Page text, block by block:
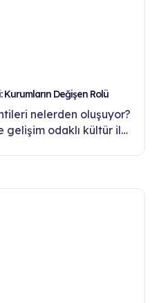
Kurumların Değişen Rolü
nelerden oluşuyor?
gelişim odaklı kültür ile